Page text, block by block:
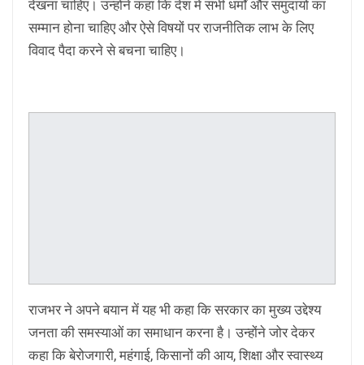
देखना चाहिए। उन्होंने कहा कि देश में सभी धर्मों और समुदायों का
सम्मान होना चाहिए और ऐसे विषयों पर राजनीतिक लाभ के लिए
विवाद पैदा करने से बचना चाहिए।
राजभर ने अपने बयान में यह भी कहा कि सरकार का मुख्य उद्देश्य
जनता की समस्याओं का समाधान करना है। उन्होंने जोर देकर
कहा कि बेरोजगारी, महंगाई, किसानों की आय, शिक्षा और स्वास्थ्य